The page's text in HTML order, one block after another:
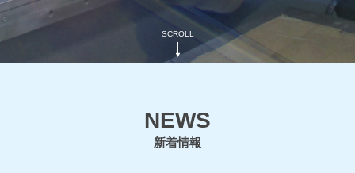
NEWS
新着情報